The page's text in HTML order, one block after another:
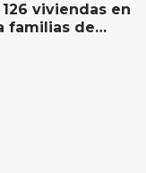
viviendas en
familias de